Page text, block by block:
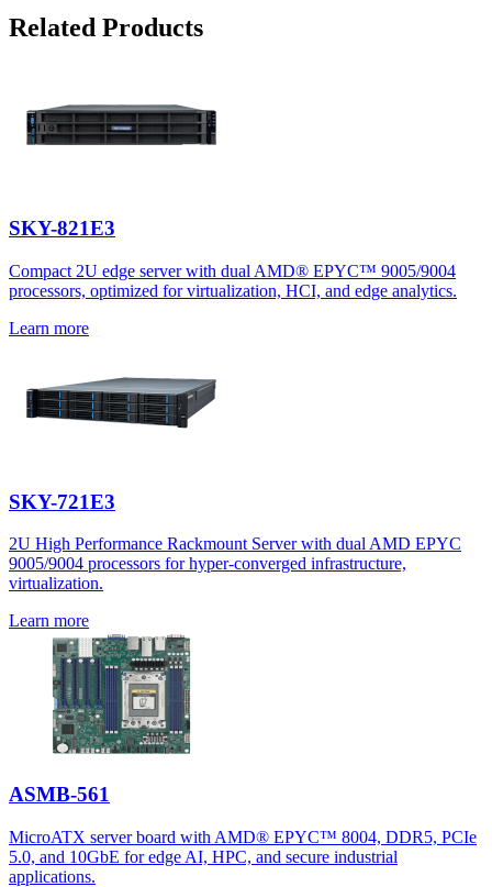
Related Products
SKY-821E3
Compact 2U edge server with dual AMD® EPYC™ 9005/9004
processors, optimized for virtualization, HCI, and edge analytics.
Learn more
SKY-721E3
2U High Performance Rackmount Server with dual AMD EPYC
9005/9004 processors for hyper-converged infrastructure,
virtualization.
Learn more
ASMB-561
MicroATX server board with AMD® EPYC™ 8004, DDR5, PCIe
5.0, and 10GbE for edge AI, HPC, and secure industrial
applications.